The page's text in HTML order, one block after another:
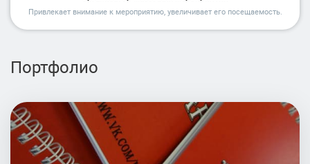
Привлекает внимание к мероприятию, увеличивает его посещаемость.
Портфолио